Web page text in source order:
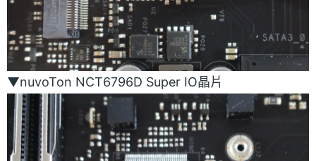
▼nuvoTon NCT6796D Super IO晶片